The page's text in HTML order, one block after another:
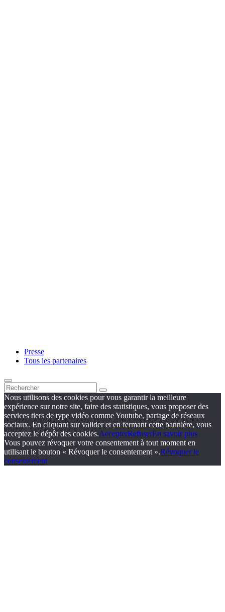
Presse
Tous les partenaires
Nous utilisons des cookies pour vous garantir la meilleure
expérience sur notre site, faire des statistiques, vous proposer des
services tiers de type vidéo comme Youtube, partage de réseaux
sociaux. En cliquant sur valider et en fermant cette bannière, vous
acceptez le dépôt des cookies.AccepterRefuserEn savoir plus
Vous pouvez révoquer votre consentement à tout moment en
utilisant le bouton « Révoquer le consentement ».Révoquer le
consentement